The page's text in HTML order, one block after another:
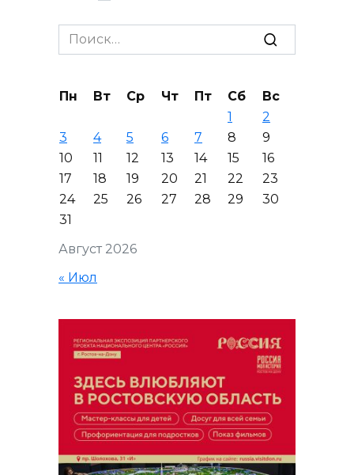
Search
for:
Август 2026
Пн Вт Ср Чт Пт Сб
Вс
1
2
3
4 5 6 7 8
9
10
11 12 13 14 15
16
17
18 19 20 21 22
23
24
25 26 27 28 29
30
31
« Июл